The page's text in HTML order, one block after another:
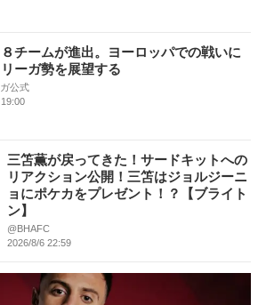
チームが進出。ヨーロッパでの戦いに
ーガ勢を展望する
公式
三笘薫が戻ってきた！サードキットへの
リアクション公開！三笘はジョルジーニ
ョにポケカをプレゼント！？【ブライト
ン】
@BHAFC
2026/8/6 22:59